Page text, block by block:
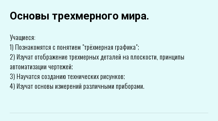
Основы трехмерного мира.
Учащиеся:
1) Познакомятся с понятием "трёхмерная графика";
2) Изучат отображение трехмерных деталей на плоскости, принципы
автоматизации чертежей;
3) Научатся созданию технических рисунков;
4) Изучат основы измерений различными приборами.